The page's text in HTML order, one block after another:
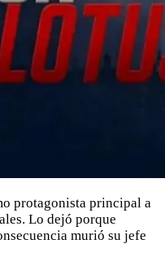
protagonista principal a
Lo dejó porque
murió su jefe